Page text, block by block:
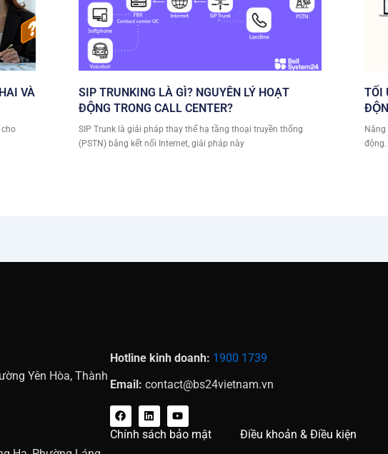
VÀ
cho
SIP TRUNKING LÀ GÌ? NGUYÊN LÝ HOẠT
ĐỘNG TRONG CALL CENTER?
SIP Trunk là giải pháp thay thế hạ tầng thoại truyền thống
(PSTN) bằng kết nối Internet, giải pháp này
TỐI
Nâng
động.
Yên Hòa, Thành
Hotline kinh doanh: 1900 1739
Email: contact@bs24vietnam.vn
F
a
c
e
L
i
n
k
Y
o
u
t
Chính sách bảo mật Điều khoản & Điều kiện